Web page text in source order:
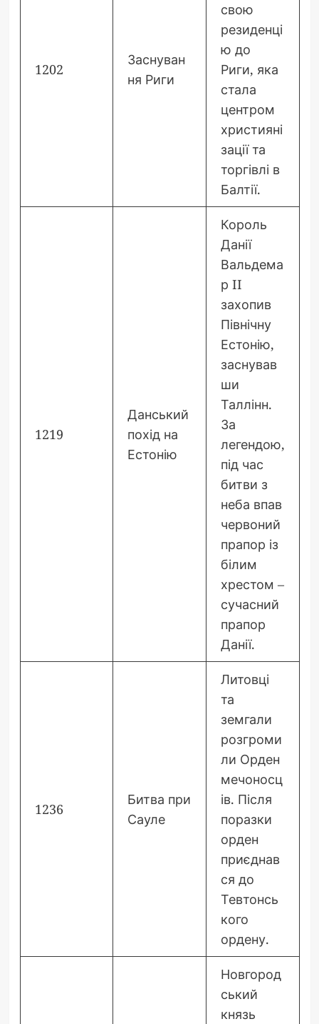
1202
Заснуван
ня Риги
свою
резиденці
ю до
Риги, яка
стала
центром
християні
зації та
торгівлі в
Балтії.
1219
Данський
похід на
Естонію
Король
Данії
Вальдема
р II
захопив
Північну
Естонію,
заснував
ши
Таллінн.
За
легендою,
під час
битви з
неба впав
червоний
прапор із
білим
хрестом –
сучасний
прапор
Данії.
1236
Битва при
Сауле
Литовці
та
земгали
розгроми
ли Орден
мечоносц
ів. Після
поразки
орден
приєднав
ся до
Тевтонсь
кого
ордену.
Новгород
ський
князь